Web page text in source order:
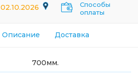
Способы
оплаты
Описание Доставка
700мм.